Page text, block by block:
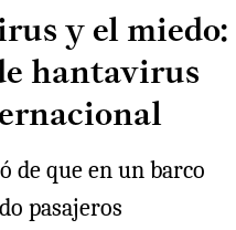
y el miedo:
hantavirus
de que en un barco
pasajeros